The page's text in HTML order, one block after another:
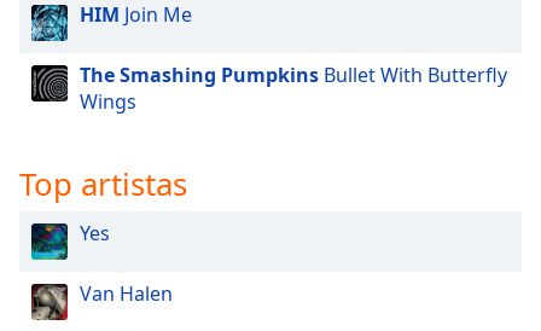
Font
Family
Close
Dialog
End
dialog
HIM Join Me
The Smashing Pumpkins Bullet With Butterfly
Wings
Top artistas
Yes
Van Halen